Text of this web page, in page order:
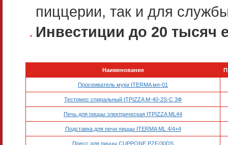
пиццерии, так и для
Инвестиции до 20 тысяч
Наименование
Просеиватель муки ITERMA мп-01
Тестомес спиральный ITPIZZA M-40-2S-C 3Ф
Печь для пиццы электрическая ITPIZZA ML44
Подставка для печи пиццы ITERMA ML 4/4+4
Пресс для пиццы CUPPONE PZF/30DS